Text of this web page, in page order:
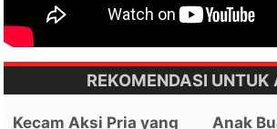
REKOMENDASI UNTUK
Kecam Aksi Pria yang
Anak